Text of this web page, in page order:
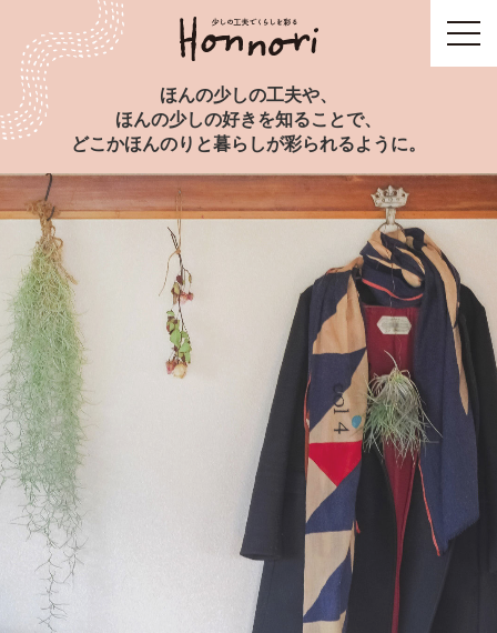
ほんの少しの工夫や、
ほんの少しの好きを知ることで、
どこかほんのりと暮らしが彩られるように。